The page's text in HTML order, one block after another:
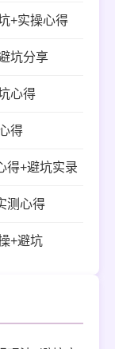
+实操心得
坑分享
心得
得
得+避坑实录
测心得
+避坑